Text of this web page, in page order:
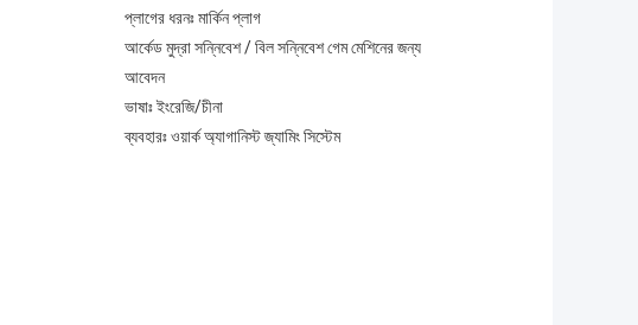
প্লাগের ধরনঃ মার্কিন প্লাগ
আর্কেড মুদ্রা সন্নিবেশ / বিল সন্নিবেশ গেম মেশিনের জন্য
আবেদন
ভাষাঃ ইংরেজি/চীনা
ব্যবহারঃ ওয়ার্ক অ্যাগানিস্ট জ্যামিং সিস্টেম